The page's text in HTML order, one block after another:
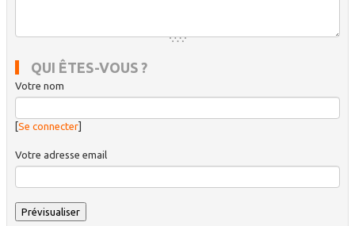
QUI ÊTES-VOUS ?
Votre nom
Se connecter]
Votre adresse email